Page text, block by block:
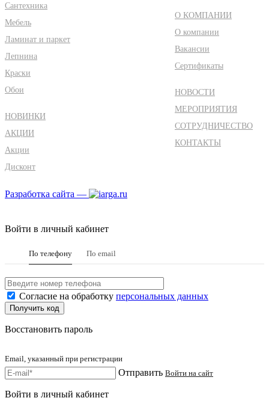
Сантехника
Мебель
Ламинат и паркет
Лепнина
Краски
Обои
НОВИНКИ
АКЦИИ
Акции
Дисконт
О КОМПАНИИ
О компании
Вакансии
Сертификаты
НОВОСТИ
МЕРОПРИЯТИЯ
СОТРУДНИЧЕСТВО
КОНТАКТЫ
Разработка сайта —
Войти в личный кабинет
По телефону По email
Согласие на обработку персональных данных
Восстановить пароль
Email, указанный при регистрации
Отправить Войти на сайт
Войти в личный кабинет